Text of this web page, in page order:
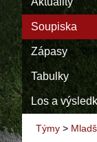
Soupiska
Zápasy
Tabulky
Los a
Týmy >